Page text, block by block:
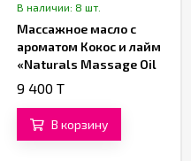
В наличии: 8 шт.
Массажное масло с
ароматом Кокос и лайм
«Naturals Massage Oil
Coconut & Lime» от «JO»
9 400 T
В корзину